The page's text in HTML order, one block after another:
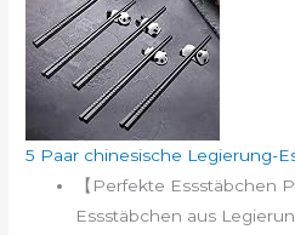
5 Paar chinesische Legierung-
【Perfekte Essstäbchen
Essstäbchen aus